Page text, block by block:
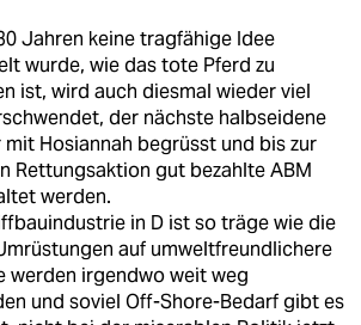
Jahren keine tragfähige Idee
wurde, wie das tote Pferd zu
ist, wird auch diesmal wieder viel
der nächste halbseidene
mit Hosiannah begrüsst und bis zur
Rettungsaktion gut bezahlte ABM
werden.
in D ist so träge wie die
auf umweltfreundlichere
werden irgendwo weit weg
und soviel Off-Shore-Bedarf gibt es